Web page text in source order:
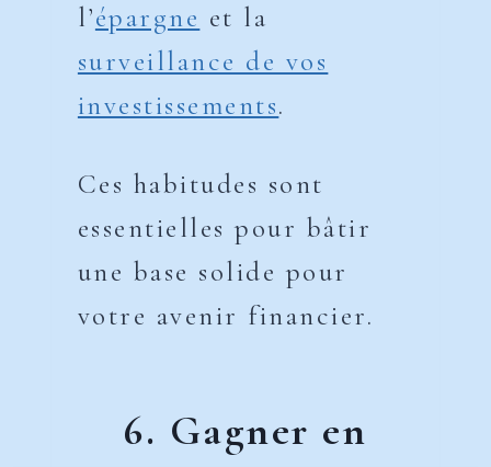
l’épargne et la
surveillance de vos
investissements.
Ces habitudes sont
essentielles pour bâtir
une base solide pour
votre avenir financier.
6. Gagner en